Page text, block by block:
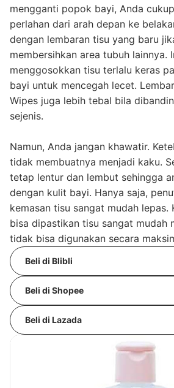
mengganti popok bayi, Anda
perlahan dari arah depan ke
dengan lembaran tisu yang baru
membersihkan area tubuh lainnya.
menggosokkan tisu terlalu keras
bayi untuk mencegah lecet.
Wipes juga lebih tebal bila
sejenis.
Namun, Anda jangan khawatir.
tidak membuatnya menjadi kaku.
tetap lentur dan lembut sehingga
dengan kulit bayi. Hanya saja,
kemasan tisu sangat mudah lepas.
bisa dipastikan tisu sangat mudah
tidak bisa digunakan secara
Beli di Blibli
Beli di Shopee
Beli di Lazada